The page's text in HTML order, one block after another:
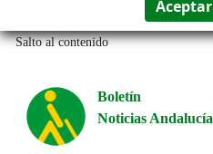
Salto al contenido
Boletín
Noticias Andalucía